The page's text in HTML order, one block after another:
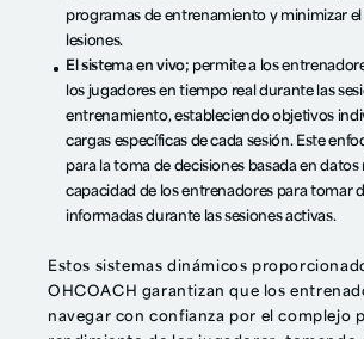
programas de entrenamiento y minimizar el
lesiones.
El sistema en vivo; permite a los
los jugadores en tiempo real durante las
entrenamiento, estableciendo objetivos
cargas específicas de cada sesión. Este
para la toma de decisiones basada en datos
capacidad de los entrenadores para tomar
informadas durante las sesiones activas.
Estos sistemas dinámicos
OHCOACH garantizan que los
navegar con confianza por el complejo